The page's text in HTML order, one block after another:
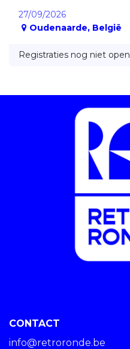
27/09/2026
Oudenaarde, België
Registraties nog niet open
CONTACT
info@retroronde.be